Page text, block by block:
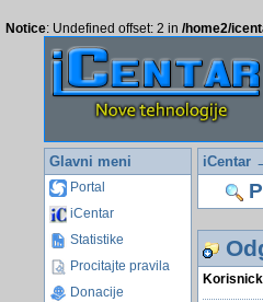
Notice: Undefined offset: 2 in /home2/
Glavni meni
Portal
iCentar
Statistike
Procitajte pravila
Donacije
iCentar